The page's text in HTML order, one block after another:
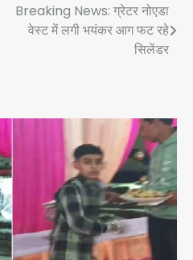
Breaking News: ग्रेटर नोएडा
वेस्ट में लगी भयंकर आग फट रहे
सिलेंडर